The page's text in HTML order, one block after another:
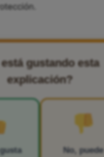
está gustando esta
explicación?
No, puede